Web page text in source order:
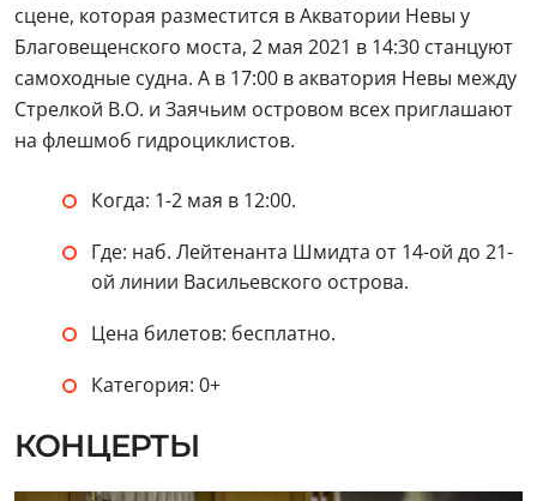
сцене, которая разместится в Акватории Невы у
Благовещенского моста, 2 мая 2021 в 14:30 станцуют
самоходные судна. А в 17:00 в акватория Невы между
Стрелкой В.О. и Заячьим островом всех приглашают
на флешмоб гидроциклистов.
Когда: 1-2 мая в 12:00.
Где: наб. Лейтенанта Шмидта от 14-ой до 21-
ой линии Васильевского острова.
Цена билетов: бесплатно.
Категория: 0+
КОНЦЕРТЫ